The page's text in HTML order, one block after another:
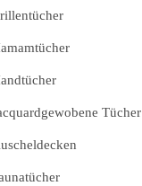
Tücher